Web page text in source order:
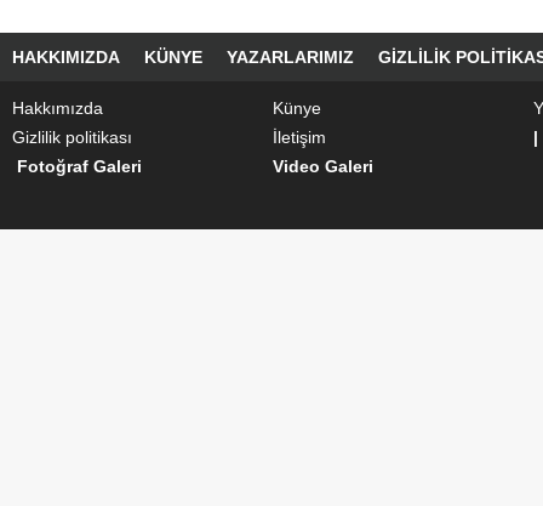
HAKKIMIZDA KÜNYE YAZARLARIMIZ GIZLILIK
Hakkımızda Künye
Gizlilik politikası
İletişim
|
Fotoğraf Galeri
Video Galeri